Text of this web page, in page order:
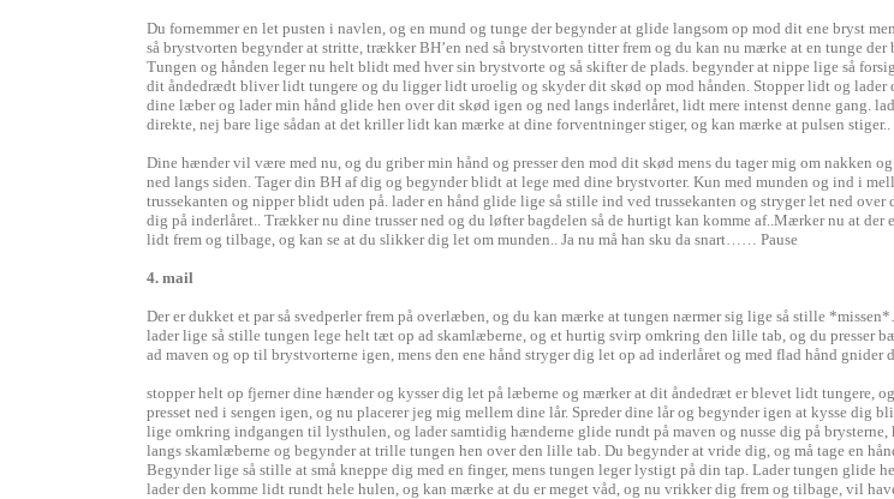
Du fornemmer en let pusten i navlen, og en mund og tunge der begynder at glide langsom op mod dit ene bryst
så brystvorten begynder at stritte, trækker BH’en ned så brystvorten titter frem og du kan nu mærke at en tunge
Tungen og hånden leger nu helt blidt med hver sin brystvorte og så skifter de plads. begynder at nippe lige så
dit åndedrædt bliver lidt tungere og du ligger lidt uroelig og skyder dit skød op mod hånden. Stopper lidt og
dine læber og lader min hånd glide hen over dit skød igen og ned langs inderlåret, lidt mere intenst denne gang.
direkte, nej bare lige sådan at det kriller lidt kan mærke at dine forventninger stiger, og kan mærke at pulsen stiger..
Dine hænder vil være med nu, og du griber min hånd og presser den mod dit skød mens du tager mig om nakken
ned langs siden. Tager din BH af dig og begynder blidt at lege med dine brystvorter. Kun med munden og ind i
trussekanten og nipper blidt uden på. lader en hånd glide lige så stille ind ved trussekanten og stryger let ned
dig på inderlåret.. Trækker nu dine trusser ned og du løfter bagdelen så de hurtigt kan komme af..Mærker nu at
lidt frem og tilbage, og kan se at du slikker dig let om munden.. Ja nu må han sku da snart…… Pause
4. mail
Der er dukket et par så svedperler frem på overlæben, og du kan mærke at tungen nærmer sig lige så stille
lader lige så stille tungen lege helt tæt op ad skamlæberne, og et hurtig svirp omkring den lille tab, og du presser
ad maven og op til brystvorterne igen, mens den ene hånd stryger dig let op ad inderlåret og med flad hånd
stopper helt op fjerner dine hænder og kysser dig let på læberne og mærker at dit åndedræt er blevet lidt tungere,
presset ned i sengen igen, og nu placerer jeg mig mellem dine lår. Spreder dine lår og begynder igen at kysse
lige omkring indgangen til lysthulen, og lader samtidig hænderne glide rundt på maven og nusse dig på
langs skamlæberne og begynder at trille tungen hen over den lille tab. Du begynder at vride dig, og må tage en
Begynder lige så stille at små kneppe dig med en finger, mens tungen leger lystigt på din tap. Lader tungen
lader den komme lidt rundt hele hulen, og kan mærke at du er meget våd, og nu vrikker dig frem og tilbage, vil